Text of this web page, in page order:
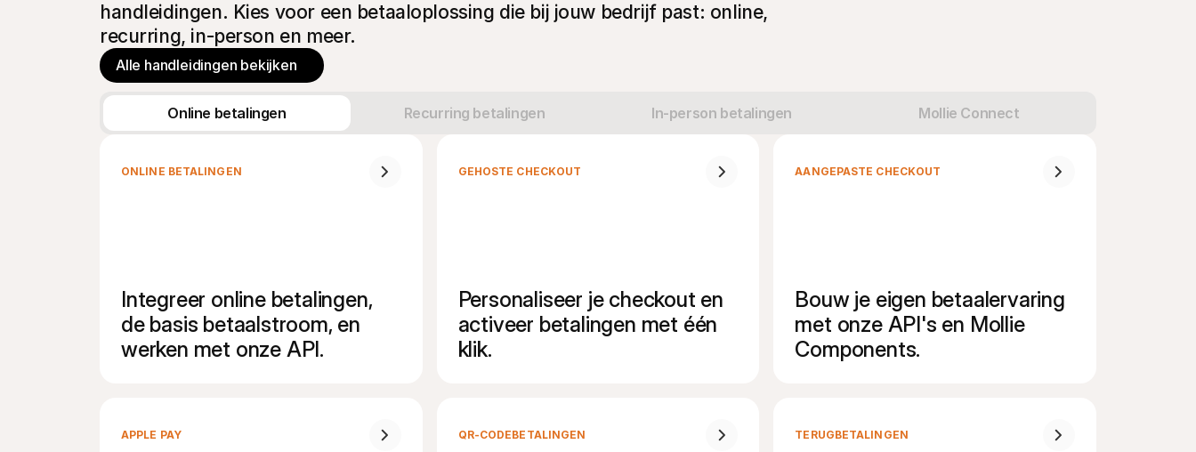
handleidingen. Kies voor een betaaloplossing die bij jouw bedrijf past: online,
recurring, in-person en meer.
Alle handleidingen bekijken
Online betalingen Recurring betalingen In-person betalingen Mollie Connect
ONLINE BETALINGEN
Integreer online betalingen,
de basis betaalstroom, en
werken met onze API.
GEHOSTE CHECKOUT
Personaliseer je checkout en
activeer betalingen met één
klik.
AANGEPASTE CHECKOUT
Bouw je eigen betaalervaring
met onze API's en Mollie
Components.
APPLE PAY QR-CODEBETALINGEN TERUGBETALINGEN